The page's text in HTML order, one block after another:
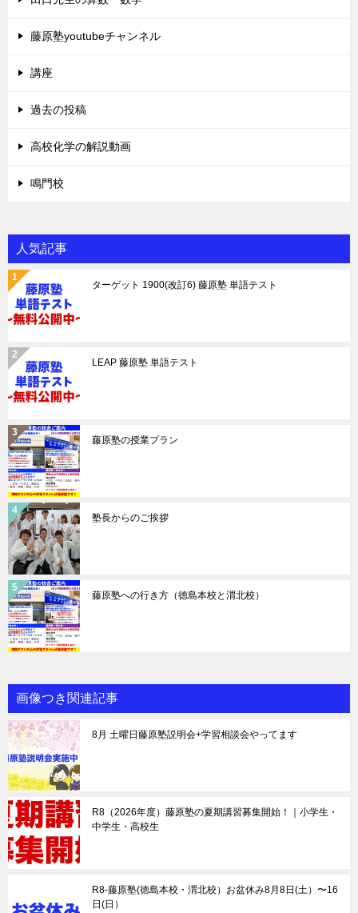
藤原塾youtubeチャンネル
講座
過去の投稿
高校化学の解説動画
鳴門校
人気記事
ターゲット 1900(改訂6) 藤原塾 単語テスト
LEAP 藤原塾 単語テスト
藤原塾の授業プラン
塾長からのご挨拶
藤原塾への行き方（徳島本校と渭北校）
画像つき関連記事
8月 土曜日藤原塾説明会+学習相談会やってます
R8（2026年度）藤原塾の夏期講習募集開始！｜小学生・
中学生・高校生
R8-藤原塾(徳島本校・渭北校）お盆休み8月8日(土）〜16
日(日）